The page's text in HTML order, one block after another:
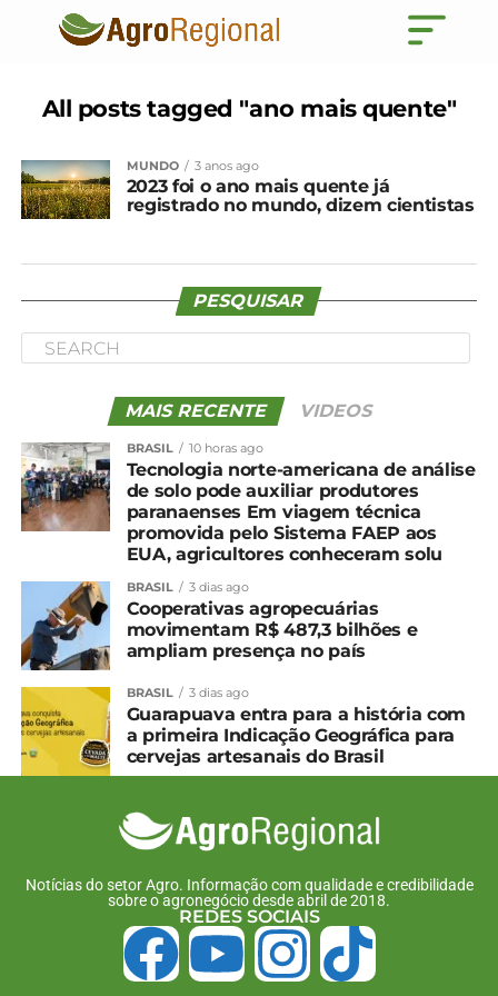
All posts tagged "ano mais quente"
MUNDO 3 anos ago
2023 foi o ano mais quente já
registrado no mundo, dizem cientistas
PESQUISAR
MAIS RECENTE VIDEOS
BRASIL 10 horas ago
Tecnologia norte-americana de análise
de solo pode auxiliar produtores
paranaenses Em viagem técnica
promovida pelo Sistema FAEP aos
EUA, agricultores conheceram solu
BRASIL 3 dias ago
Cooperativas agropecuárias
movimentam R$ 487,3 bilhões e
ampliam presença no país
BRASIL 3 dias ago
Guarapuava entra para a história com
a primeira Indicação Geográfica para
cervejas artesanais do Brasil
Notícias do setor Agro. Informação com qualidade e credibilidade
sobre o agronegócio desde abril de 2018.
REDES SOCIAIS